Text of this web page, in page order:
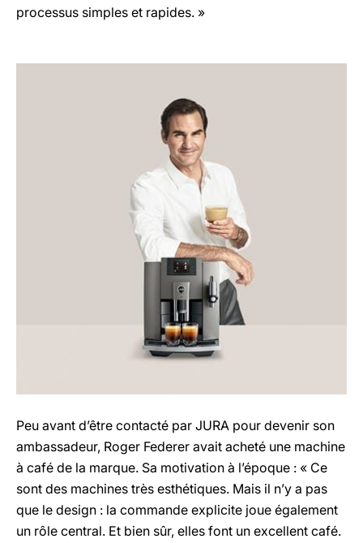
processus simples et rapides. »
Peu avant d’être contacté par JURA pour devenir son
ambassadeur, Roger Federer avait acheté une machine
à café de la marque. Sa motivation à l’époque : « Ce
sont des machines très esthétiques. Mais il n’y a pas
que le design : la commande explicite joue également
un rôle central. Et bien sûr, elles font un excellent café.